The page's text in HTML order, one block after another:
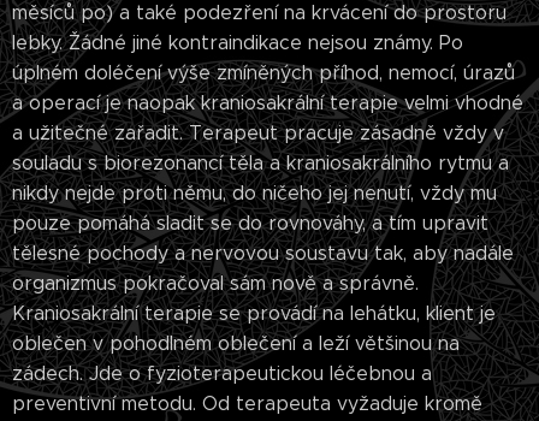
měsíců po) a také podezření na krvácení do prostoru
lebky. Žádné jiné kontraindikace nejsou známy. Po
úplném doléčení výše zmíněných příhod, nemocí, úrazů
a operací je naopak kraniosakrální terapie velmi vhodné
a užitečné zařadit. Terapeut pracuje zásadně vždy v
souladu s biorezonancí těla a kraniosakrálního rytmu a
nikdy nejde proti němu, do ničeho jej nenutí, vždy mu
pouze pomáhá sladit se do rovnováhy, a tím upravit
tělesné pochody a nervovou soustavu tak, aby nadále
organizmus pokračoval sám nově a správně.
Kraniosakrální terapie se provádí na lehátku, klient je
oblečen v pohodlném oblečení a leží většinou na
zádech. Jde o fyzioterapeutickou léčebnou a
preventivní metodu. Od terapeuta vyžaduje kromě